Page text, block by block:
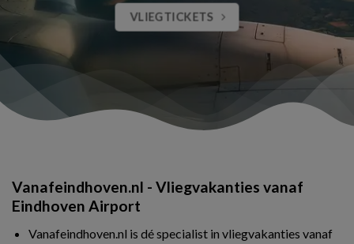
VLIEGTICKETS
Vanafeindhoven.nl - Vliegvakanties vanaf
Eindhoven Airport
Vanafeindhoven.nl is dé specialist in vliegvakanties vanaf